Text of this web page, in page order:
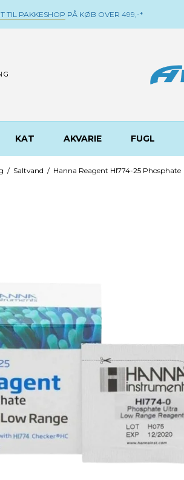
TIL PAKKESHOP PÅ KØB OVER 499,-*
KAT AKVARIE FUGL
/ Saltvand / Hanna Reagent HI774-25 Phosphate